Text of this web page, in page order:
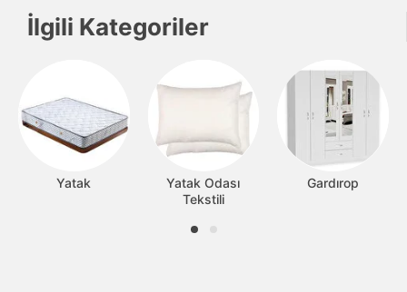
İlgili Kategoriler
Yatak
Yatak Odası
Tekstili
Gardırop